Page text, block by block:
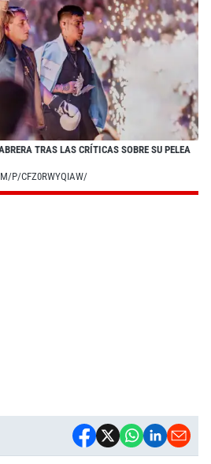
TRAS LAS CRÍTICAS SOBRE SU PELEA
P/CFZ0RWYQIAW/